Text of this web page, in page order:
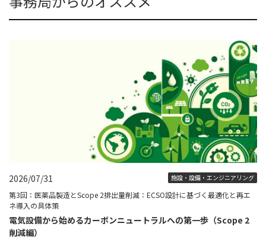
2026/07/31 施設・設備・エンジニアリング
第3回：医薬品製造とScope 2排出量削減：ECSO設計に基づく最適化と再エ
ネ導入の具体策
電気設備から始めるカーボンニュートラルへの第一歩（Scope 2
削減編）